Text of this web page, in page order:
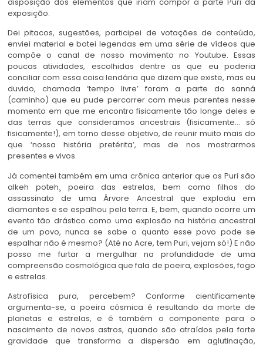
exposição.
Dei pitacos, sugestões, participei de votações de conteúdo,
enviei material e botei legendas em uma série de vídeos que
compõe o canal de nosso movimento no Youtube. Essas
poucas atividades, escolhidas dentre as que eu poderia
conciliar com essa coisa lendária que dizem que existe, mas eu
duvido, chamada ‘tempo livre’ foram a parte do sanná
(caminho) que eu pude percorrer com meus parentes nesse
momento em que me encontro fisicamente tão longe deles e
das terras que consideramos ancestrais (fisicamente… só
fisicamente!), em torno desse objetivo, de reunir muito mais do
que ‘nossa história pretérita’, mas de nos mostrarmos
presentes e vivos.
Já comentei também em uma crônica anterior que os Puri são
alkeh poteh¸ poeira das estrelas, bem como filhos do
assassinato de uma Árvore Ancestral que explodiu em
diamantes e se espalhou pela terra. E, bem, quando ocorre um
evento tão drástico como uma explosão na história ancestral
de um povo, nunca se sabe o quanto esse povo pode se
espalhar não é mesmo? (Até no Acre, tem Puri, vejam só!) E não
posso me furtar a mergulhar na profundidade de uma
compreensão cosmológica que fala de poeira, explosões, fogo
e estrelas.
Astrofísica pura, percebem? Conforme cientificamente
argumenta-se, a poeira cósmica é resultando da morte de
planetas e estrelas, e é também o componente para o
nascimento de novos astros, quando são atraídos pela forte
gravidade que transforma a dispersão em aglutinação,